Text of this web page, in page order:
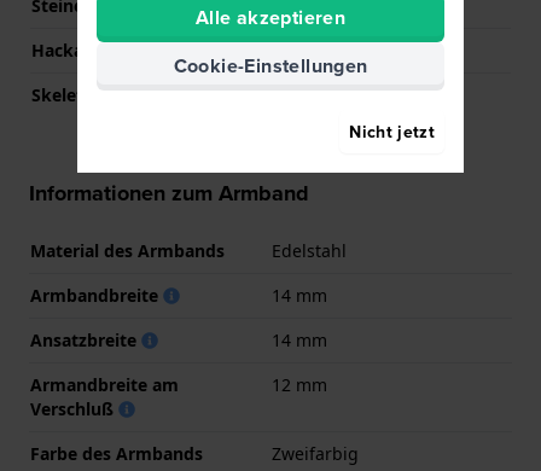
Steine
Hackable
Skelettiert
Nein
Informationen zum Armband
Material des Armbands
Edelstahl
Armbandbreite
14 mm
Ansatzbreite
14 mm
Armandbreite am
Verschluß
12 mm
Farbe des Armbands
Zweifarbig
Alle akzeptieren
Cookie-Einstellungen
Nicht jetzt